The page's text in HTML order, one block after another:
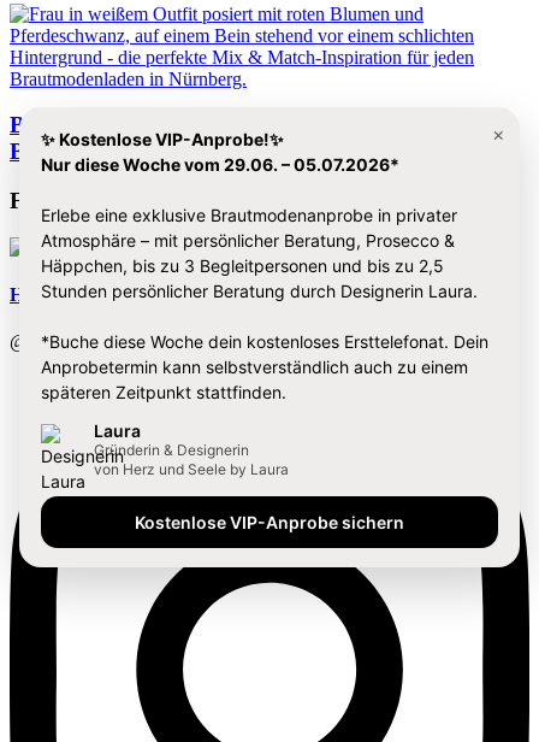
Brautkleid Nürnberg: Warum Mix & Match
Brautmode immer beliebter wird
Folge uns auf Instagram
Herz & Seele by Laura
@herzundseelebylaura
×
✨ Kostenlose VIP-Anprobe!✨
Nur diese Woche vom 29.06. – 05.07.2026*
Erlebe eine exklusive Brautmodenanprobe in privater
Atmosphäre – mit persönlicher Beratung, Prosecco &
Häppchen, bis zu 3 Begleitpersonen und bis zu 2,5
Stunden persönlicher Beratung durch Designerin Laura.
*Buche diese Woche dein kostenloses Ersttelefonat. Dein
Anprobetermin kann selbstverständlich auch zu einem
späteren Zeitpunkt stattfinden.
Laura
Gründerin & Designerin
von Herz und Seele by Laura
Kostenlose VIP-Anprobe sichern